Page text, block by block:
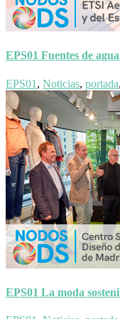
EPS01 Fuentes de
EPS01 , Noticias, portada,
EPS01 La moda